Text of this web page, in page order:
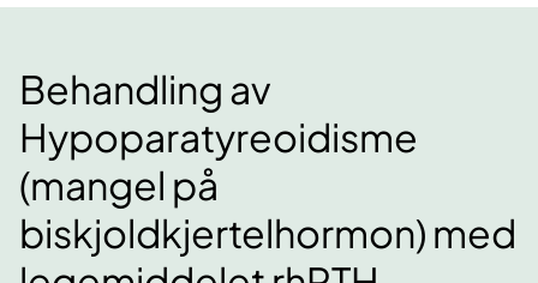
Behandling av
Hypoparatyreoidisme
(mangel på
biskjoldkjertelhormon) med